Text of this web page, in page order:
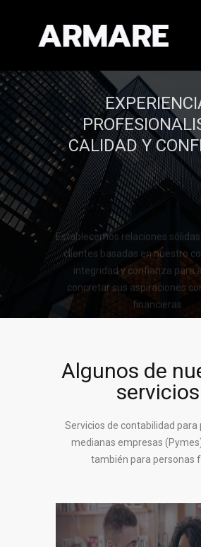
Llamar al 322 779 9188
CALIDAD Y
Establecemos relaciones sólidas
clientes basadas en nuestro
integridad y confianza para
concretar sus aspiraciones
financieras.
Llamar al 322 779
CONTACTAR
Algunos de
servicios
Servicios de contabilidad para
medianas empresas
también para personas